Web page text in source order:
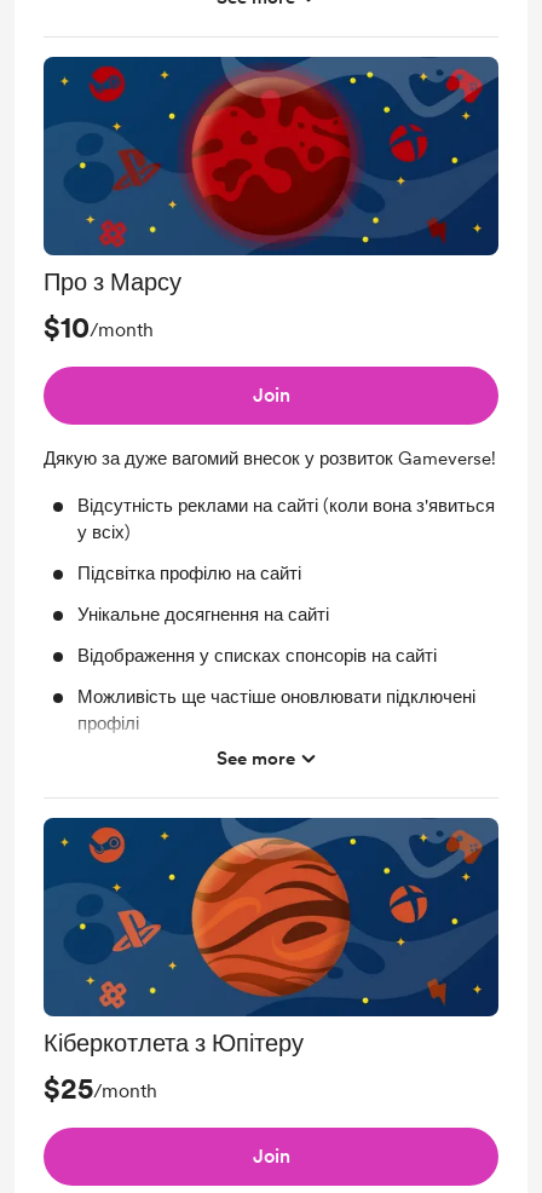
Ранній доступ до нового функціоналу
Про з Марсу
$10/month
Join
Дякую за дуже вагомий внесок у розвиток Gameverse!
Відсутність реклами на сайті (коли вона з'явиться
у всіх)
Підсвітка профілю на сайті
Унікальне досягнення на сайті
Відображення у списках спонсорів на сайті
Можливість ще частіше оновлювати підключені
профілі
Регулярне автоматичне оновлення підключених
Ранній доступ до нового функціоналу
Можливість пропонувати новий функціонал для
сайту, який ми намагатимемось додати
See more
Кіберкотлета з Юпітеру
$25/month
Join